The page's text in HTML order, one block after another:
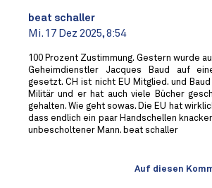
beat schaller
Mi. 17 Dez 2025, 8:54
100 Prozent Zustimmung. Gestern wurde
Geheimdienstler Jacques Baud auf
gesetzt. CH ist nicht EU Mitglied. und
Militär und er hat auch viele Bücher
gehalten. Wie geht sowas. Die EU hat
dass endlich ein paar Handschellen
unbescholtener Mann. beat schaller
Auf diesen